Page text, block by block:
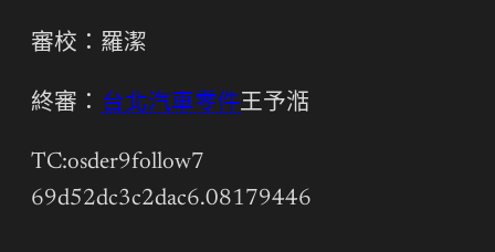
審校：羅潔
終審： 台北汽車零件王予湉
TC:osder9follow7
69d52dc3c2dac6.08179446